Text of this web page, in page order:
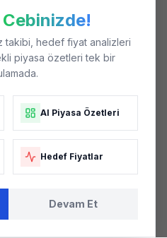
Cebinizde!
takibi, hedef fiyat analizleri
piyasa özetleri tek bir
AI Piyasa Özetleri
Hedef Fiyatlar
Devam Et
₺14
₺16